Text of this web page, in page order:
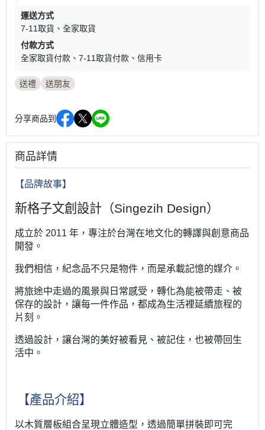
運送方式
7-11取貨
全家取貨
付款方式
全家取貨付款
7-11取貨付款 信用卡
送禮 送朋友
分享商品到
商品詳情
【品牌故事】
新格子文創設計（Singezih Design）
成立於 2011 年，專注於台灣在地文化的轉譯與創意商品
開發。
我們相信，紀念品不只是物件，而是承載記憶的媒介。
將旅途中走過的風景與日常感受，轉化為能被帶走、被
保存的設計， 讓每一件作品，都成為生活裡延續旅程的
片刻。
透過設計，讓台灣的美好被看見、被記住，也被帶回生
活中。
【產品介紹】
以木質層板組合呈現立體造型，透過簡單拼裝即可完